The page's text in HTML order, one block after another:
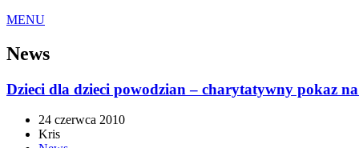
MENU
News
Dzieci dla dzieci powodzian – charytatywny pokaz
24 czerwca 2010
Kris